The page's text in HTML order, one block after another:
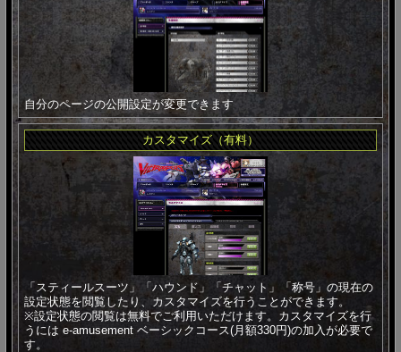
自分のページの公開設定が変更できます
カスタマイズ（有料）
「スティールスーツ」「ハウンド」「チャット」「称号」の現在の
設定状態を閲覧したり、カスタマイズを行うことができます。
※設定状態の閲覧は無料でご利用いただけます。カスタマイズを行
うには e-amusement ベーシックコース(月額330円)の加入が必要で
す。